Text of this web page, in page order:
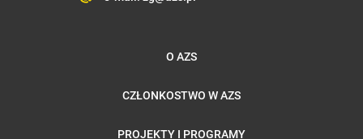
O AZS
CZŁONKOSTWO W AZS
PROJEKTY I PROGRAMY